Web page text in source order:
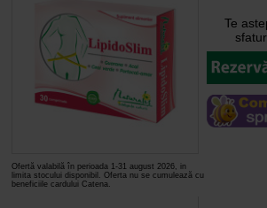
Ofertă valabilă în perioada 1-31 august 2026, in
limita stocului disponibil. Oferta nu se cumulează cu
beneficiile cardului Catena.
Te